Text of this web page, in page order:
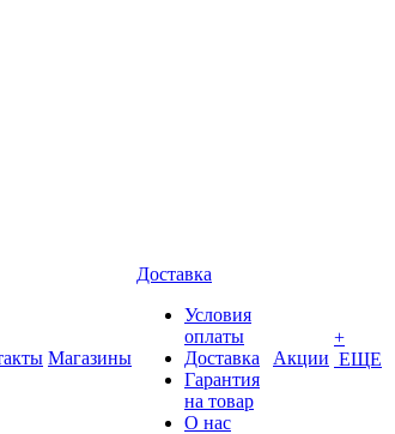
Магазины
Доставка
Условия
оплаты
Доставка
Гарантия
на товар
О нас
Акции
+
ЕЩЕ